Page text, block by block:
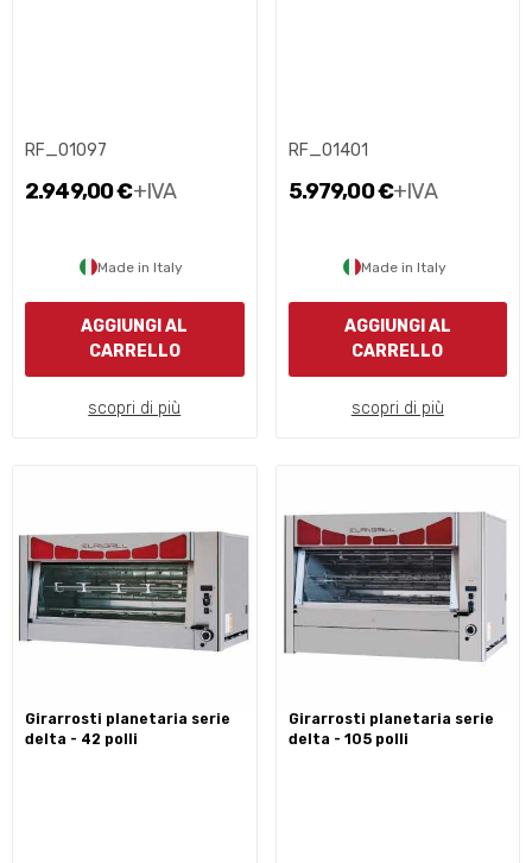
RF_01097
2.949,00 €+IVA
Made in Italy
AGGIUNGI AL
CARRELLO
scopri di più
RF_01401
5.979,00 €+IVA
Made in Italy
AGGIUNGI AL
CARRELLO
scopri di più
girarrosti planetaria serie
delta - 42 polli
girarrosti planetaria serie
delta - 105 polli